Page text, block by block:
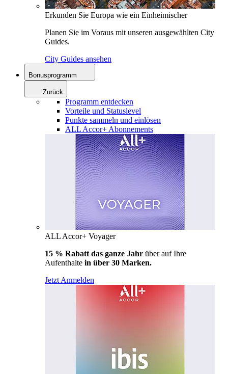
Erkunden Sie Europa wie ein Einheimischer
Planen Sie im Voraus mit unseren ausgewählten City
Guides.
City Guides ansehen
Bonusprogramm
Zurück
Programm entdecken
Vorteile und Statuslevel
Punkte sammeln und einlösen
ALL Accor+ Abonnements
ALL Accor+ Voyager
15 % Rabatt das ganze Jahr über auf Ihre
Aufenthalte in über 30 Marken.
Jetzt Anmelden